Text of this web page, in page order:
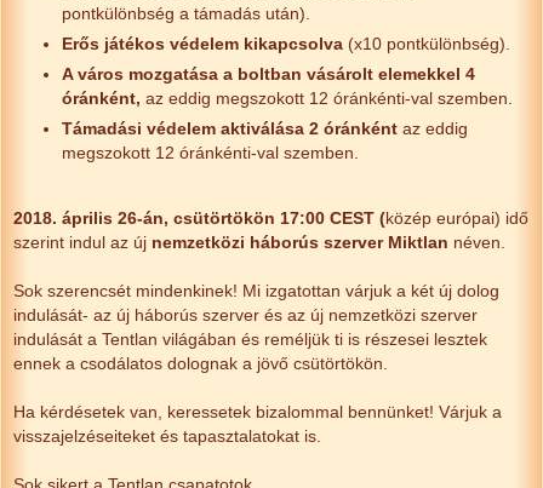
pontkülönbség a támadás után).
Erős játékos védelem kikapcsolva (x10 pontkülönbség).
A város mozgatása a boltban vásárolt elemekkel 4
óránként, az eddig megszokott 12 óránkénti-val szemben.
Támadási védelem aktiválása 2 óránként az eddig
megszokott 12 óránkénti-val szemben.
2018. április 26-án, csütörtökön 17:00 CEST (közép európai) idő
szerint indul az új nemzetközi háborús szerver Miktlan néven.
Sok szerencsét mindenkinek! Mi izgatottan várjuk a két új dolog
indulását- az új háborús szerver és az új nemzetközi szerver
indulását a Tentlan világában és reméljük ti is részesei lesztek
ennek a csodálatos dolognak a jövő csütörtökön.
Ha kérdésetek van, keressetek bizalommal bennünket! Várjuk a
visszajelzéseiteket és tapasztalatokat is.